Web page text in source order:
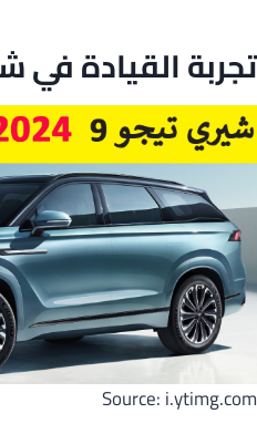
تجربة القيادة في
Source: i.ytimg.com